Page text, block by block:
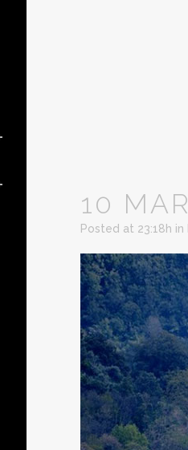
10 MAR
Posted at 23:18h in